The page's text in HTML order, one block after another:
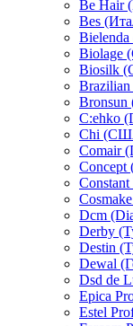
Be Hair
Bes
Biosilk
Bronsun
C:ehko
Chi
Comair
Concept
Dcm
Derby
Destin
Dewal
Dsd de
Epica
Estel